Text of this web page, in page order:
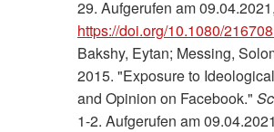
29. Aufgerufen am 09.04.2021,
https://doi.org/10.1080/
Bakshy, Eytan; Messing,
2015. "Exposure to
and Opinion on Facebook."
1-2. Aufgerufen am